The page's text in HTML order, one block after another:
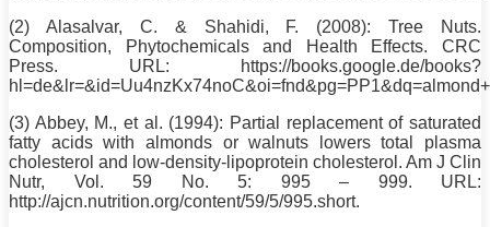
(2) Alasalvar, C. & Shahidi, F. (2008): Tree Nuts.
Composition, Phytochemicals and Health Effects. CRC
Press. URL: https://books.google.de/books?
(3) Abbey, M., et al. (1994): Partial replacement of saturated
fatty acids with almonds or walnuts lowers total plasma
cholesterol and low-density-lipoprotein cholesterol. Am J Clin
Nutr, Vol. 59
No. 5: 995 – 999. URL:
http://ajcn.nutrition.org/content/59/5/995.short.